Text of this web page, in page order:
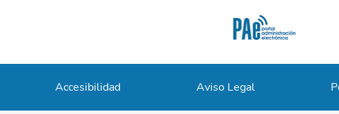
Accesibilidad Aviso Legal